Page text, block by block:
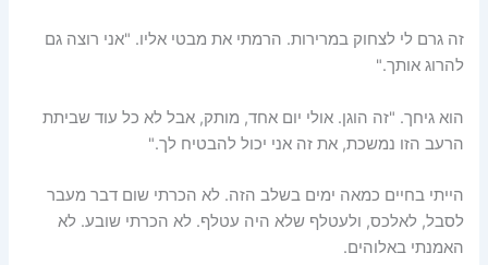
זה גרם לי לצחוק במרירות. הרמתי את מבטי אליו. "אני רוצה גם
להרוג אותך."
הוא גיחך. "זה הוגן. אולי יום אחד, מותק, אבל לא כל עוד שביתת
הרעב הזו נמשכת, את זה אני יכול להבטיח לך."
הייתי בחיים כמאה ימים בשלב הזה. לא הכרתי שום דבר מעבר
לסבל, לאלכס, ולעטלף שלא היה עטלף. לא הכרתי שובע. לא
האמנתי באלוהים.